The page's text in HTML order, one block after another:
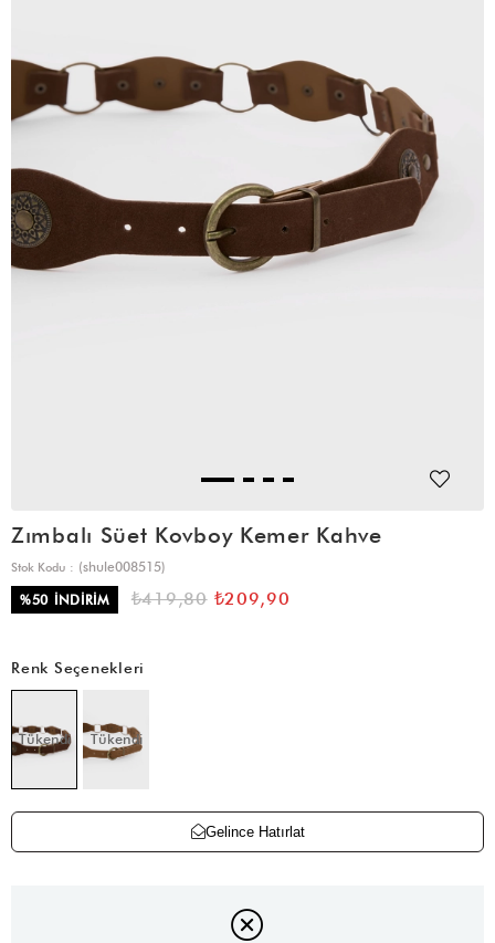
Zımbalı Süet Kovboy Kemer Kahve
Stok Kodu
(shule008515)
%50 İNDIRIM ₺419,80 ₺209,90
Renk Seçenekleri
Tükendi Tükendi
Gelince Hatırlat